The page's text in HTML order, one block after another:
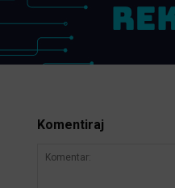
Komentiraj